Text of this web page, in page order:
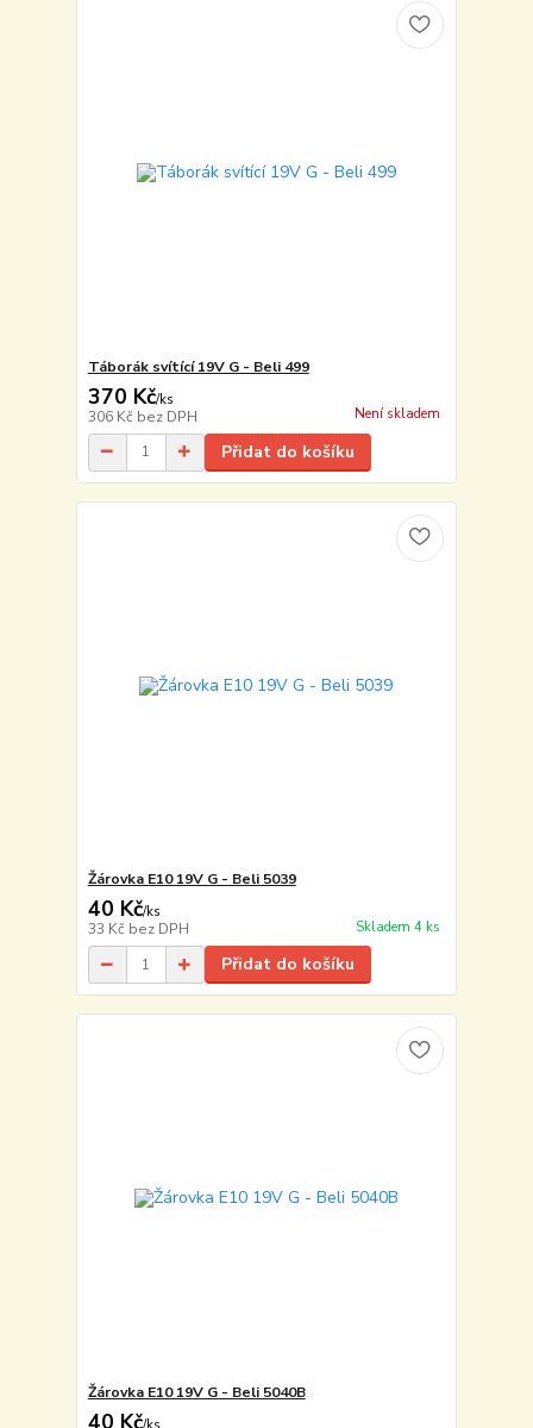
Táborák svítící 19V G - Beli 499
370 Kč/ks
306 Kč bez DPH Není skladem
Přidat do košíku
Žárovka E10 19V G - Beli 5039
40 Kč/ks
33 Kč bez DPH Skladem 4 ks
Přidat do košíku
Žárovka E10 19V G - Beli 5040B
40 Kč